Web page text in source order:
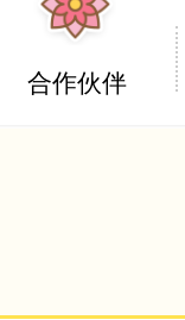
合作伙伴